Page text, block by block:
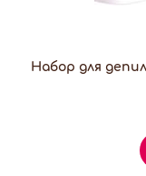
Набор для